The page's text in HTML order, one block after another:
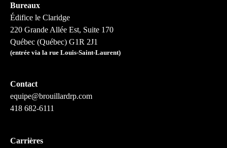
Bureaux
Édifice le Claridge
220 Grande Allée Est, Suite 170
Québec (Québec) G1R 2J1
(entrée via la rue Louis-Saint-Laurent)
Contact
equipe@brouillardrp.com
418 682-6111
Carrières